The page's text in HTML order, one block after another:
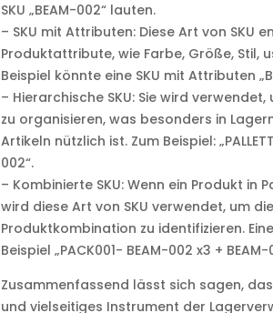
SKU „BEAM-002“ lauten.
– SKU mit Attributen: Diese Art von SKU
Produktattribute, wie Farbe, Größe, Stil,
Beispiel könnte eine SKU mit Attributen
– Hierarchische SKU: Sie wird
zu organisieren, was besonders in
Artikeln nützlich ist. Zum Beispiel:
002“.
– Kombinierte SKU: Wenn ein Produkt in
wird diese Art von SKU verwendet, um
Produktkombination zu identifizieren.
Beispiel „PACK001- BEAM-002 x3 + BEAM-
Zusammenfassend lässt sich sagen,
und vielseitiges Instrument der